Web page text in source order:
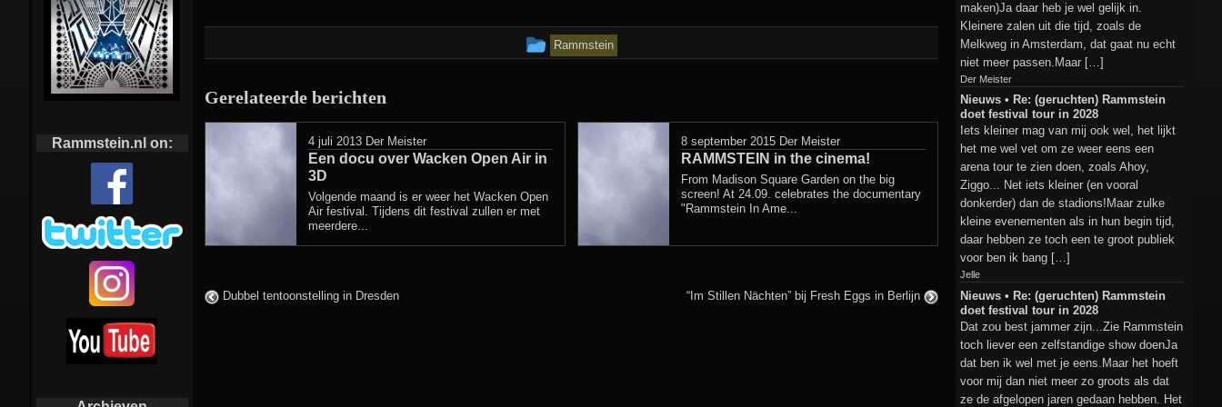
Dit
geplaatst
in
Rammstein
Gerelateerde berichten
4 juli 2013 Der Meister
Een docu over Wacken Open Air in
3D
Volgende maand is er weer het Wacken Open
Air festival. Tijdens dit festival zullen er met
meerdere...
8 september 2015 Der Meister
RAMMSTEIN in the cinema!
From Madison Square Garden on the big
screen! At 24.09. celebrates the documentary
"Rammstein In Ame...
Dubbel tentoonstelling in Dresden “Im Stillen Nächten” bij Fresh Eggs in Berlijn
maken)Ja daar heb je wel gelijk in.
Kleinere zalen uit die tijd, zoals de
Melkweg in Amsterdam, dat gaat nu echt
niet meer passen.Maar […]
Der Meister
Nieuws • Re: (geruchten) Rammstein
doet festival tour in 2028
Iets kleiner mag van mij ook wel, het lijkt
het me wel vet om ze weer eens een
arena tour te zien doen, zoals Ahoy,
Ziggo... Net iets kleiner (en vooral
donkerder) dan de stadions!Maar zulke
kleine evenementen als in hun begin tijd,
daar hebben ze toch een te groot publiek
voor ben ik bang […]
Jelle
Nieuws • Re: (geruchten) Rammstein
doet festival tour in 2028
Dat zou best jammer zijn...Zie Rammstein
toch liever een zelfstandige show doenJa
dat ben ik wel met je eens.Maar het hoeft
voor mij dan niet meer zo groots als dat
ze de afgelopen jaren gedaan hebben. Het
Rammstein.nl on: